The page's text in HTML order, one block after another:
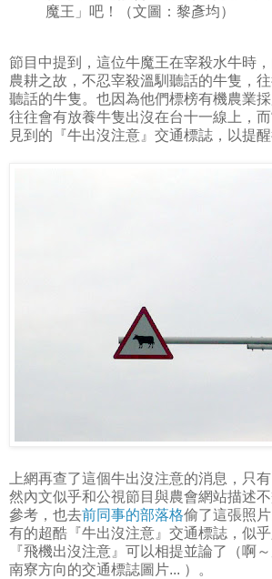
魔王」吧！（文圖：黎彥均）
節目中提到，這位牛魔王在宰殺水牛時
農耕之故，不忍宰殺溫馴聽話的牛隻，
聽話的牛隻。也因為他們標榜有機農業
往往會有放養牛隻出沒在台十一線上，
見到的『牛出沒注意』交通標誌，以提醒
上網再查了這個牛出沒注意的消息，只
然內文似乎和公視節目與農會網站描述
參考，也去前同事的部落格偷了這張照
有的超酷『牛出沒注意』交通標誌，似
『飛機出沒注意』可以相提並論了（啊
南寮方向的交通標誌圖片... ）。